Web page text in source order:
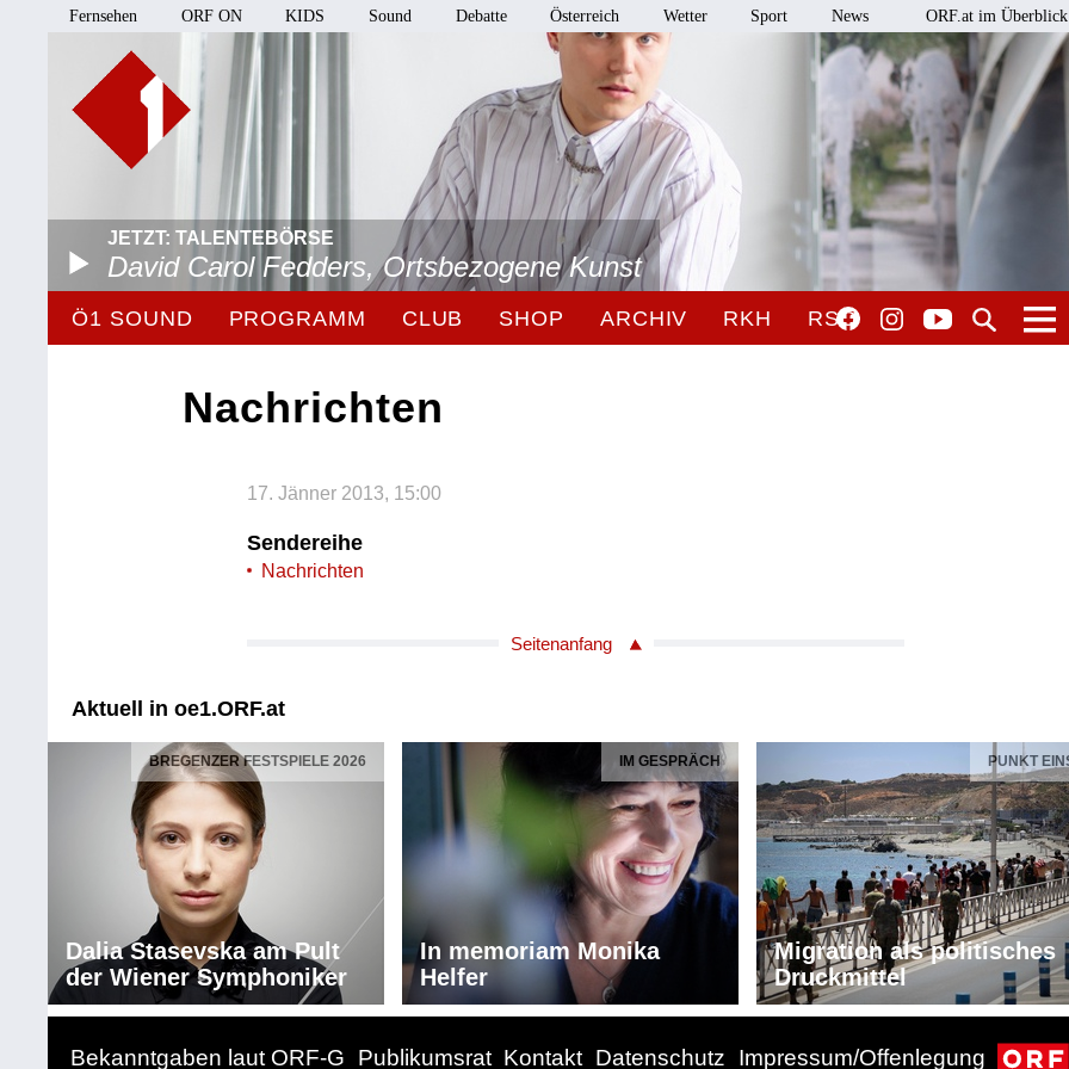
Fernsehen ORF ON KIDS Sound Debatte Österreich Wetter Sport News ORF.at im Überblick
JETZT: TALENTEBÖRSE
David Carol Fedders, Ortsbezogene Kunst
Ö1 SOUND PROGRAMM CLUB SHOP ARCHIV RKH RSO
Nachrichten
17. Jänner 2013, 15:00
Sendereihe
Nachrichten
Seitenanfang
Aktuell in oe1.ORF.at
BREGENZER FESTSPIELE 2026
Dalia Stasevska am Pult
der Wiener Symphoniker
IM GESPRÄCH
In memoriam Monika
Helfer
PUNKT
Migration als politisches
Druckmittel
Bekanntgaben laut ORF-G Publikumsrat Kontakt Datenschutz Impressum/Offenlegung